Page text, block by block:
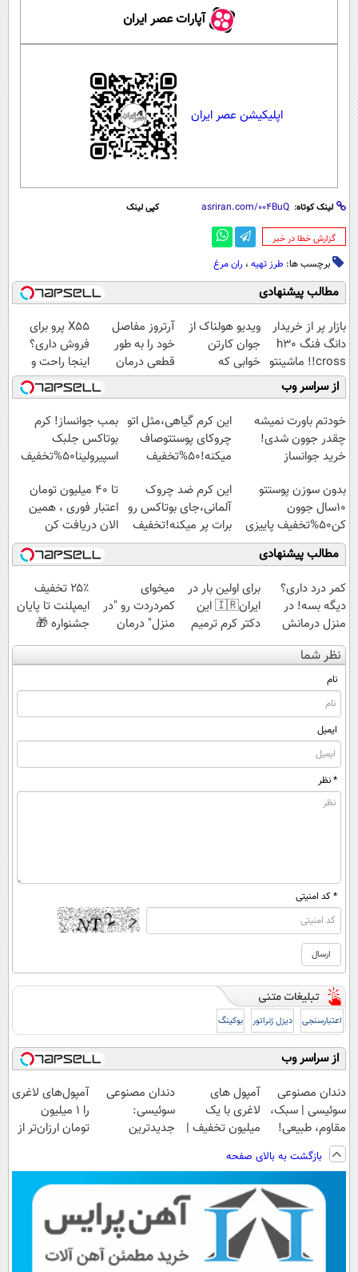
آپارات عصر ایران
اپلیکیشن عصر ایران
لینک کوتاه: کپی لینک
‌گزارش خطا در خبر
برچسب ها: طرز تهیه ، ران مرغ
مطالب پیشنهادی
بازار پر از خریدار
دانگ فنگ h30
cross!! ماشینتو
به راحتی بفروش
ویدیو هولناک از
جوان کارتن
خوابی که
میلیاردر شد.
آموزش رایگان
آرتروز مفاصل
خود را به طور
قطعی درمان
کنید!
◗پرسش‌نامه◖
X55 پرو برای
فروش داری؟
اینجا راحت و
سریع بفروشش
از سراسر وب
خودتم باورت نمیشه
چقدر جوون شدی!
خرید جوانساز
ویژه
این کرم گیاهی،مثل اتو
چروکای پوستتوصاف
میکنه!50%تخفیف
بمب جوانساز! کرم
بوتاکس جلبک
اسپیرولینا50%تخفیف
بدون سوزن پوستتو
10سال جوون
کن50%تخفیف پاییزی
این کرم ضد چروک
آلمانی،جای بوتاکس رو
برات پر میکنه!تخفیف
تا امشب
تا 40 میلیون تومان
اعتبار فوری ، همین
الان دریافت کن
مطالب پیشنهادی
کمر درد داری؟
دیگه بسه! در
منزل درمانش
کن
(◀پرسش‌نامه)
برای اولین بار در
ایران🇮🇷 این
دکتر کرم ترمیم
کننده 23 روزه
ساخت!
میخوای
کمردردت رو "در
منزل" درمان
کنی؟ (◂فیلم +
◂پرسش‌نامه)
۲۵٪ تخفیف
ایمپلنت تا پایان
جشنواره 🎁
نظر شما
نام
ایمیل
* نظر
* کد امنیتی
اعتبارسنجی دیزل ژنراتور بوکینگ
از سراسر وب
دندان مصنوعی
سوئیسی | سبک،
مقاوم، طبیعی!
ویزیت
رایگان+پرداخت
اقساطی😍
آمپول های
لاغری با یک
میلیون تخفیف |
داروخانه های
معتبر
دندان مصنوعی
سوئیسی:
جدیدترین
پرداخت قسطی
آمپول‌های لاغری
را ۱ میلیون
تومان ارزان‌تر از
بازگشت به بالای صفحه